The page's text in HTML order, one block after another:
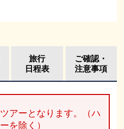
旅行
日程表
ご確認・
注意事項
アーとなります。（ハ
を除く）